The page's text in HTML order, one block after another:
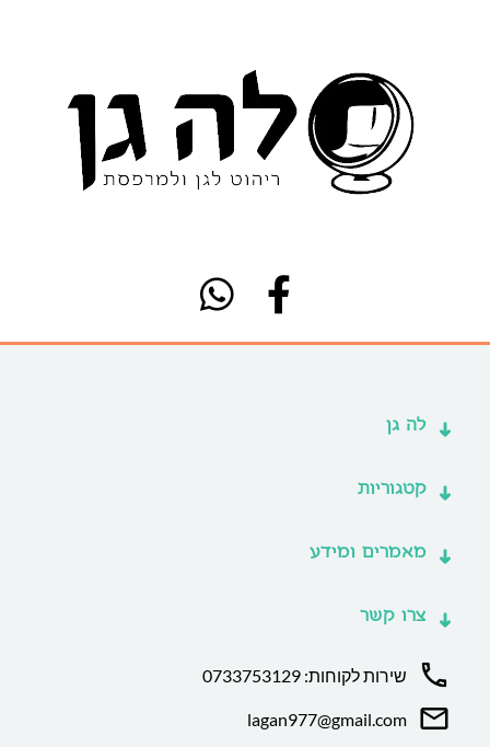
לה גן
קטגוריות
מאמרים ומידע
צרו קשר
שירות לקוחות: 0733753129
lagan977@gmail.com